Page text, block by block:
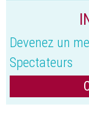
Devenez un
Spectateurs